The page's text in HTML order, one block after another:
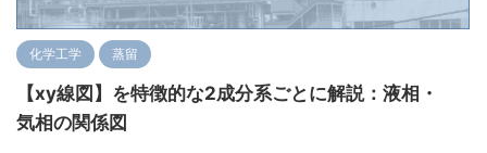
化学工学 蒸留
【xy線図】を特徴的な2成分系ごとに解説：液相・
気相の関係図